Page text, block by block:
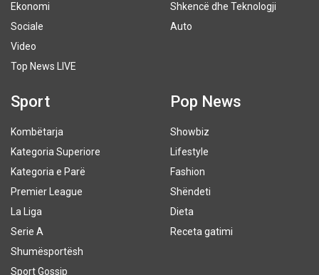
Ekonomi
Sociale
Video
Top News LIVE
Shkencë dhe Teknologji
Auto
Sport
Kombëtarja
Kategoria Superiore
Kategoria e Parë
Premier League
La Liga
Serie A
Shumësportësh
Sport Gossip
Pop News
Showbiz
Lifestyle
Fashion
Shëndeti
Dieta
Receta gatimi